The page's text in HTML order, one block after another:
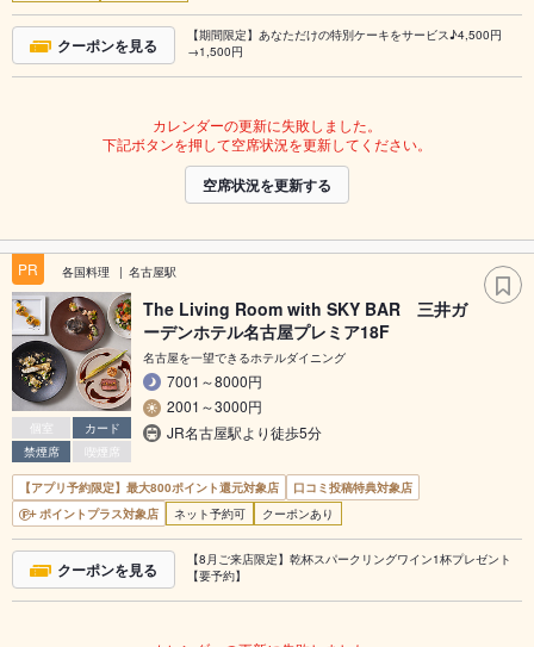
クーポンを見る
【期間限定】あなただけの特別ケーキをサービス♪4,500円
→1,500円
カレンダーの更新に失敗しました。
下記ボタンを押して空席状況を更新してください。
空席状況を更新する
PR 各国料理 名古屋駅
個室
カード
禁煙席
喫煙席
The Living Room with SKY BAR 三井ガ
ーデンホテル名古屋プレミア18F
名古屋を一望できるホテルダイニング
7001～8000円
2001～3000円
JR名古屋駅より徒歩5分
【アプリ予約限定】最大800ポイント還元対象店
口コミ投稿特典対象店
ポイントプラス対象店
ネット予約可 クーポンあり
クーポンを見る
【8月ご来店限定】乾杯スパークリングワイン1杯プレゼント
【要予約】